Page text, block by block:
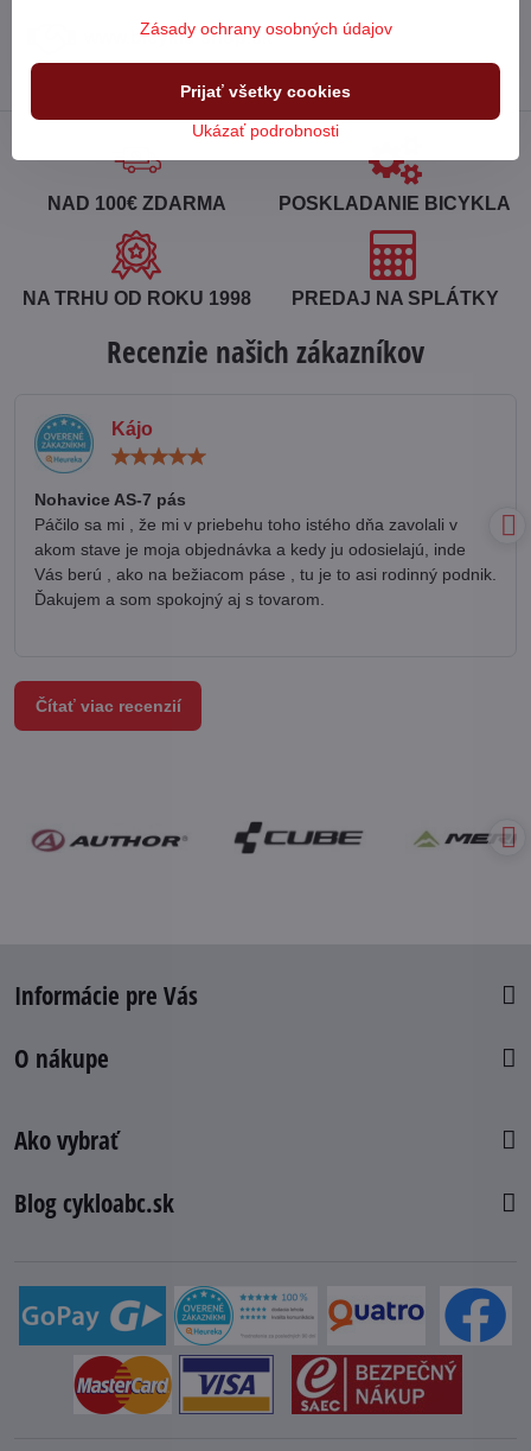
www​.bicykle-shop​.sk
NAD 100€ ZDARMA POSKLADANIE BICYKLA
NA TRHU OD ROKU 1998 PREDAJ NA SPLÁTKY
Recenzie našich zákazníkov
Kájo
Nohavice AS-7 pás
Páčilo sa mi , že mi v priebehu toho istého dňa zavolali v
akom stave je moja objednávka a kedy ju odosielajú, inde
Vás berú , ako na bežiacom páse , tu je to asi rodinný podnik.
Ďakujem a som spokojný aj s tovarom.
Čítať viac recenzií
Informácie pre Vás
O nákupe
Ako vybrať
Blog cykloabc.sk
Zásady ochrany osobných údajov
Ukázať podrobnosti
Prijať všetky cookies